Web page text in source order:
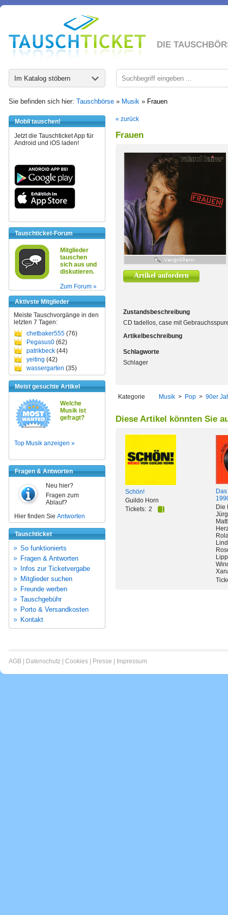
DIE
Im Katalog stöbern
Sie befinden sich hier: Tauschbörse » Musik » Frauen
Mobil tauschen!
Jetzt die Tauschticket App für
Android und iOS laden!
Tauschticket-Forum
Mitglieder
tauschen
sich aus und
diskutieren.
Zum Forum »
Aktivste Mitglieder
Meiste Tauschvorgänge in den
letzten 7 Tagen:
chetbaker555 (76)
Pegasus0 (62)
patrikbeck (44)
yeiting (42)
wassergarten (35)
Meist gesuchte Artikel
Welche
Musik ist
gefragt?
Top Musik anzeigen »
Fragen & Antworten
Neu hier?
Fragen zum
Ablauf?
Hier finden Sie Antworten
Tauschticket
So funktionierts
Fragen & Antworten
Infos zur Ticketvergabe
Mitglieder suchen
Freunde werben
Tauschgebühr
Porto & Versandkosten
Kontakt
« zurück
Frauen
Artikel anfordern
Zustandsbeschreibung
CD tadellos, case mit
Artikelbeschreibung
Schlagworte
Schlager
Kategorie Musik > Pop > 90er
Diese Artikel könnten Sie
Schön!
Guildo Horn
Tickets: 2
Die
AGB Datenschutz Cookies Presse Impressum